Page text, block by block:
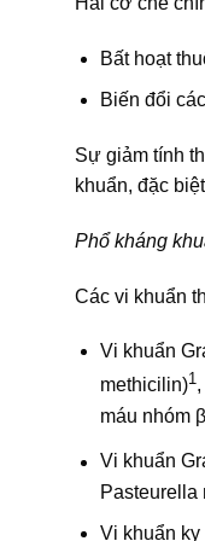
Bất hoạt
Biến đổi
Sự giảm tính
khuẩn, đặc
Phổ kháng
Các vi khuẩn
Vi khuẩn
methicilin)1,
máu nhóm
Vi khuẩn
Pasteurella
Vi khuẩn kỵ